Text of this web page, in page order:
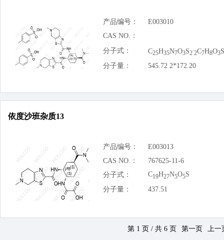
产品编号：
E003010
CAS NO.：
分子式：
C25H35N7O3S2
.
2C7H8O3S
分子量：
545.72 2*172.20
依度沙班杂质13
产品编号：
E003013
CAS NO.：
767625-11-6
分子式：
C19H27N5O5S
分子量：
437.51
第 1 页 / 共 6 页 第一页 上一